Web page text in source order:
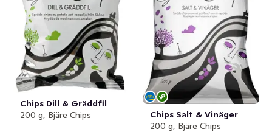
Chips Dill & Gräddfil
200 g, Bjäre Chips
Chips Salt & Vinäger
200 g, Bjäre Chips